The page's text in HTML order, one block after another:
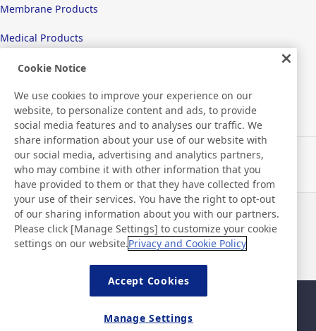
Membrane Products
Medical Products
Hygiene
New Products/Technologies
Flex Sensing
Electric Debonding Tape
Actualités
Contact
FAQ
Politique de confidentialité
Politique de sécurité des
Cookie Notice
We use cookies to improve your experience on our
website, to personalize content and ads, to provide
social media features and to analyses our traffic. We
share information about your use of our website with
our social media, advertising and analytics partners,
who may combine it with other information that you
have provided to them or that they have collected from
your use of their services. You have the right to opt-out
of our sharing information about you with our partners.
Please click [Manage Settings] to customize your cookie
settings on our website.Privacy and Cookie Policy
Accept Cookies
Manage Settings